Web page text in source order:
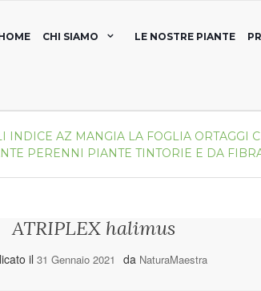
CHI SIAMO LE NOSTRE PIANTE
INDICE AZ MANGIA LA FOGLIA ORTAGGI
PERENNI PIANTE TINTORIE E DA
ATRIPLEX halimus
il 31 Gennaio 2021 da NaturaMaestra